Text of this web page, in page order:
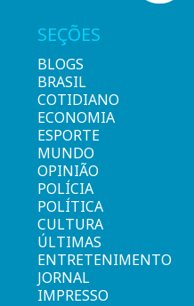
SEÇÕES
BLOGS
BRASIL
COTIDIANO
ECONOMIA
ESPORTE
MUNDO
OPINIÃO
POLÍCIA
POLÍTICA
CULTURA
ÚLTIMAS
ENTRETENIMENTO
JORNAL
IMPRESSO